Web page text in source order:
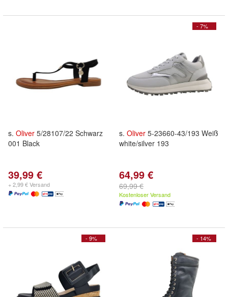
s. Oliver 5/28107/22 Schwarz
001 Black
39,99 €
+ 2,99 € Versand
- 7%
s. Oliver 5-23660-43/193 Weiß
white/silver 193
64,99 €
69,99 €
Kostenloser Versand
- 9% - 14%